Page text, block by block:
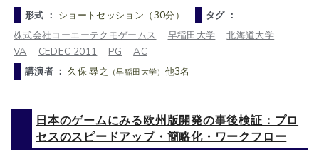
形式 ： ショートセッション（30分）
タグ ：
株式会社コーエーテクモゲームス
早稲田大学
北海道大学
VA
CEDEC 2011 PG
AC
講演者 ：久保 尋之 （早稲田大学） 他3名
日本のゲームにみる欧州版開発の事後検証：プロ
セスのスピードアップ・簡略化・ワークフロー